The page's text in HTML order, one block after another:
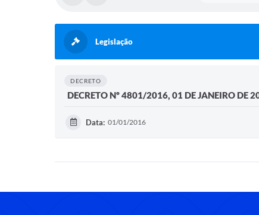
Legislação
DECRETO
DECRETO Nº 4801/2016, 01 DE JANEIRO DE
Data: 01/01/2016